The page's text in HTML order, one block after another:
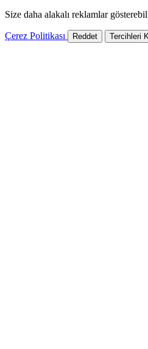
Size daha alakalı reklamlar
Çerez Politikası Reddet Tercihleri